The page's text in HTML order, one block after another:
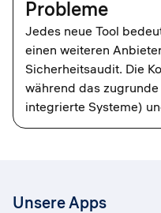
Probleme
Jedes neue Tool
einen weiteren
Sicherheitsaudit. Die
während das
integrierte Systeme)
Unsere Apps